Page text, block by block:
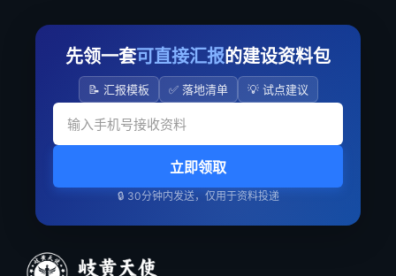
先领一套可直接汇报的建设资料包
📝 汇报模板 ✅ 落地清单 💡 试点建议
立即领取
🔒 30分钟内发送，仅用于资料投递